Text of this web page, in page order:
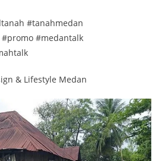
#tanahmedan
#medantalk
& Lifestyle Medan